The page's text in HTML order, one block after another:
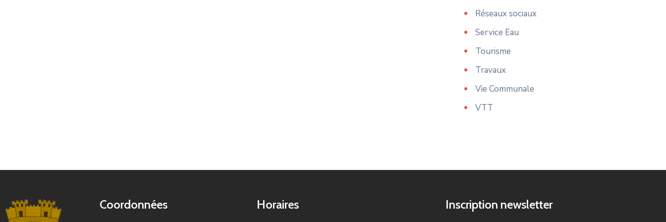
Réseaux sociaux
Service Eau
Tourisme
Travaux
Vie Communale
VTT
Coordonnées Horaires Inscription newsletter